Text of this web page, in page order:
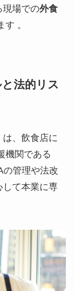
現場での外食
。
法的リス
は、飲食店に
機関である
の管理や法改
して本業に専